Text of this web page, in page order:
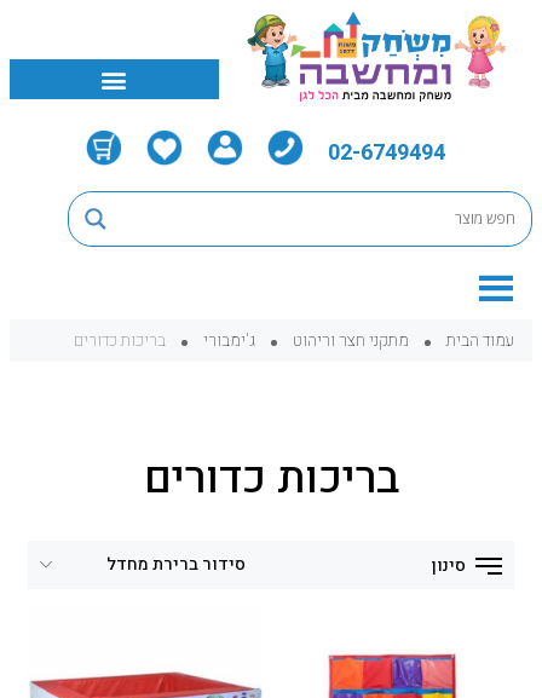
02-6749494
עמוד הבית מתקני חצר וריהוט ג'ימבורי בריכות כדורים
בריכות כדורים
סינון